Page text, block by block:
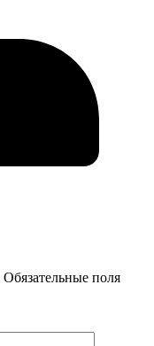
Обязательные поля